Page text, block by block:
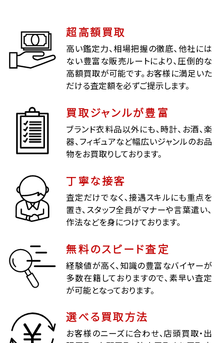
超高額買取
高い鑑定力、相場把握の徹底、他社には
ない豊富な販売ルートにより、圧倒的な
高額買取が可能です。お客様に満足いた
だける査定額を必ずご提示します。
買取ジャンルが豊富
ブランド衣料品以外にも、時計、お酒、楽
器、フィギュアなど幅広いジャンルのお品
物をお買取りしております。
丁寧な接客
査定だけでなく、接遇スキルにも重点を
置き、スタッフ全員がマナーや言葉遣い、
作法などを身につけております。
無料のスピード査定
経験値が高く、知識の豊富なバイヤーが
多数在籍しておりますので、素早い査定
が可能となっております。
選べる買取方法
お客様のニーズに合わせ、店頭買取・出